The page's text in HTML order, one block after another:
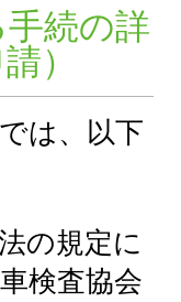
手続の詳
）
は、以下
の規定に
検査協会